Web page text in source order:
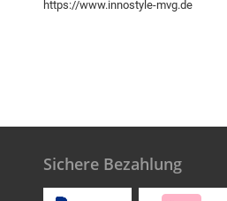
https://www.innostyle-mvg.de
Sichere Bezahlung